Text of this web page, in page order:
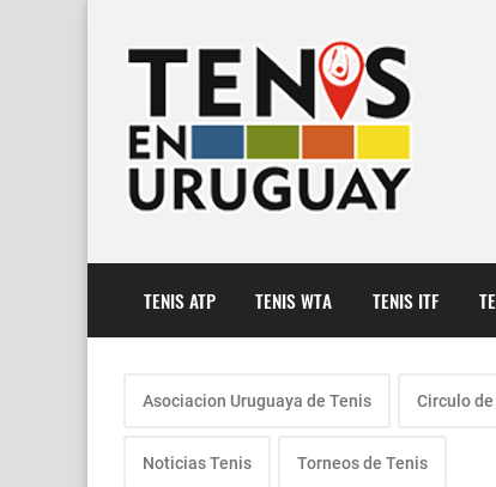
TENIS ATP TENIS WTA TENIS ITF
Asociacion Uruguaya de Tenis Circulo
Noticias Tenis Torneos de Tenis